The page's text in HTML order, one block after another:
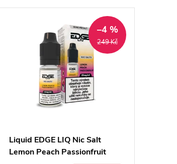
249 Kč
–4 %
Liquid EDGE LIQ Nic Salt
Lemon Peach Passionfruit